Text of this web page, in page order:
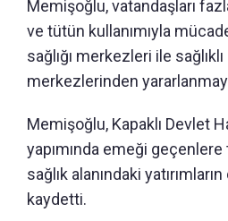
Memişoğlu, vatandaşları
ve tütün kullanımıyla
sağlığı merkezleri ile
merkezlerinden
Memişoğlu, Kapaklı Devlet
yapımında emeği
sağlık alanındaki
kaydetti.